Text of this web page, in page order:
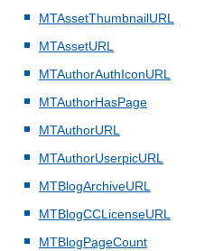
MTAssetThumbnailURL
MTAssetURL
MTAuthorAuthIconURL
MTAuthorHasPage
MTAuthorURL
MTAuthorUserpicURL
MTBlogArchiveURL
MTBlogCCLicenseURL
MTBlogPageCount